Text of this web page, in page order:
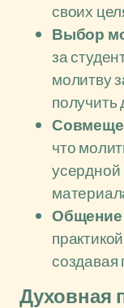
своих
Выбор
за
молитву
что
Духовная